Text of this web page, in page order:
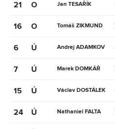
21 O Jan TESAŘÍK
16 O Tomáš ZIKMUND
6 Ú Andrej ADAMKOV
7 Ú Marek DOMKÁŘ
15 Ú Václav DOSTÁLEK
24 Ú Nathaniel FALTA